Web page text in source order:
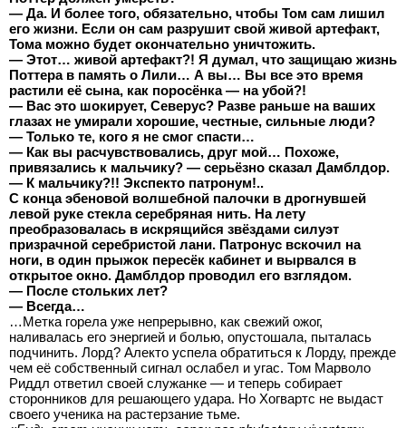
— Да. И более того, обязательно, чтобы Том сам лишил
его жизни. Если он сам разрушит свой живой артефакт,
Тома можно будет окончательно уничтожить.
— Этот… живой артефакт?! Я думал, что защищаю жизнь
Поттера в память о Лили… А вы… Вы все это время
растили её сына, как поросёнка — на убой?!
— Вас это шокирует, Северус? Разве раньше на ваших
глазах не умирали хорошие, честные, сильные люди?
— Только те, кого я не смог спасти…
— Как вы расчувствовались, друг мой… Похоже,
привязались к мальчику? — серьёзно сказал Дамблдор.
— К мальчику?!! Экспекто патронум!..
С конца эбеновой волшебной палочки в дрогнувшей
левой руке стекла серебряная нить. На лету
преобразовалась в искрящийся звёздами силуэт
призрачной серебристой лани. Патронус вскочил на
ноги, в один прыжок пересёк кабинет и вырвался в
открытое окно. Дамблдор проводил его взглядом.
— После стольких лет?
— Всегда…
…Метка горела уже непрерывно, как свежий ожог,
наливалась его энергией и болью, опустошала, пыталась
подчинить. Лорд? Алекто успела обратиться к Лорду, прежде
чем её собственный сигнал ослабел и угас. Том Марволо
Риддл ответил своей служанке — и теперь собирает
сторонников для решающего удара. Но Хогвартс не выдаст
своего ученика на растерзание тьме.